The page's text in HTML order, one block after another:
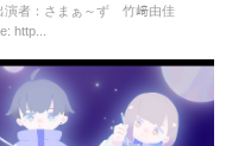
演者：さまぁ～ず 竹﨑由佳
http...